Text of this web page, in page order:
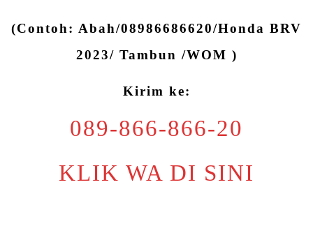
(Contoh: Abah/08986686620/Honda BRV
2023/ Tambun /WOM )
Kirim ke:
089-866-866-20
KLIK WA DI SINI